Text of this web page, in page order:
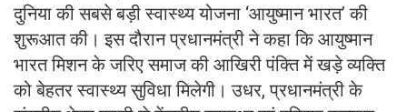
दुनिया की सबसे बड़ी स्वास्थ्य योजना ‘आयुष्मान भारत’ की
शुरूआत की। इस दौरान प्रधानमंत्री ने कहा कि आयुष्मान
भारत मिशन के जरिए समाज की आखिरी पंक्ति में खड़े व्यक्ति
को बेहतर स्वास्थ्य सुविधा मिलेगी। उधर, प्रधानमंत्री के